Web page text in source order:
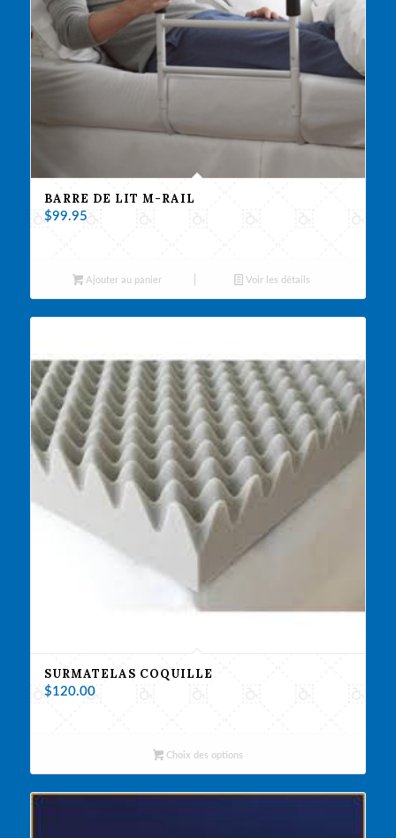
BARRE DE LIT M-RAIL
$99.95
Ajouter au panier Voir les détails
SURMATELAS COQUILLE
$120.00
Choix des options